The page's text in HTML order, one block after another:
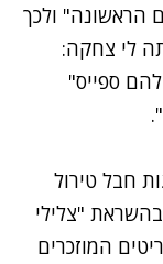
הראשונה" ולכך
לי צחקה:
ספייס"
חבל טירול
"צלילי
המוזכרים